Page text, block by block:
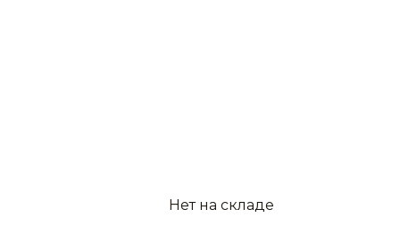
Нет на складе